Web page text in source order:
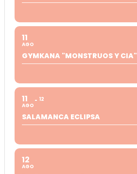
11
AGO
GYMKANA "MONSTRUOS Y CIA"
11
AGO
12
SALAMANCA ECLIPSA
12
AGO